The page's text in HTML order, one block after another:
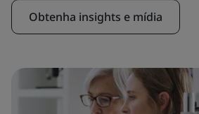
Obtenha insights e mídia